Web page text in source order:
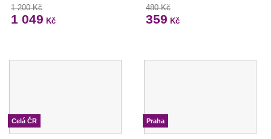
1 200 Kč
1 049 Kč
480 Kč
359 Kč
Celá ČR Praha